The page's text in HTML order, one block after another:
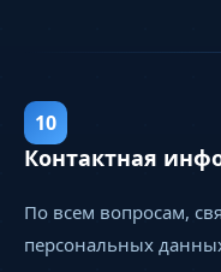
10
Контактная
По всем вопросам,
персональных